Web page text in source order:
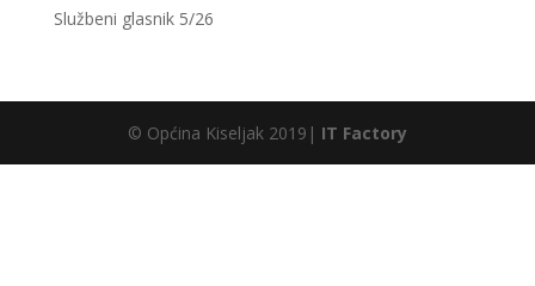
Službeni glasnik 5/26
© Općina Kiseljak 2019| IT Factory